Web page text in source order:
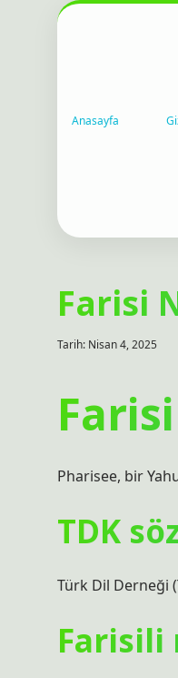
Anasayfa
Farisi
Tarih: Nisan 4, 2025
Pharisee, bir
TDK
Türk Dil Derneği
Farisili